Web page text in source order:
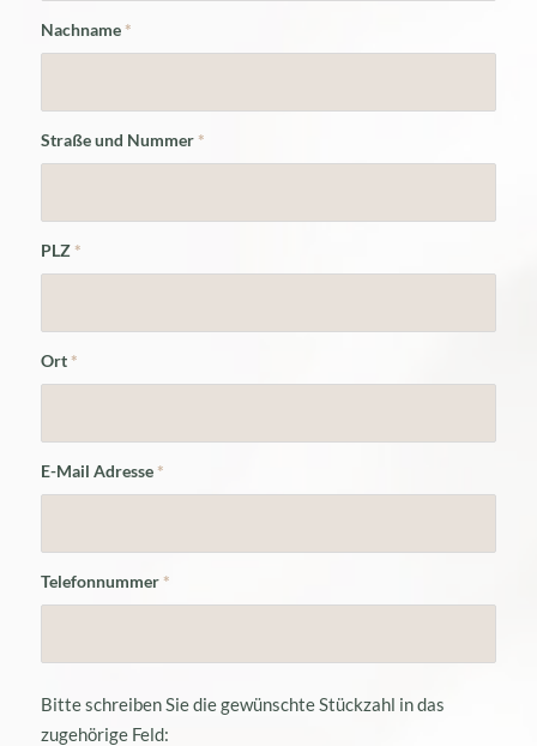
Nachname *
Straße und Nummer *
PLZ *
Ort *
E-Mail Adresse *
Telefonnummer*
Bitte schreiben Sie die gewünschte Stückzahl in das
zugehörige Feld: